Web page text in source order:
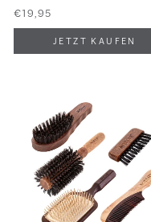
€19,95